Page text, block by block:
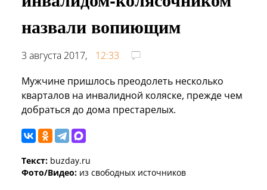
назвали вопиющим
3 августа 2017,
12:33
Мужчине пришлось преодолеть несколько
кварталов на инвалидной коляске, прежде чем
добраться до дома престарелых.
Текст: buzday.ru
Фото/Видео: из свободных источников